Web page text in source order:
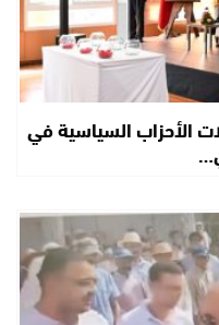
الأحزاب السياسية في